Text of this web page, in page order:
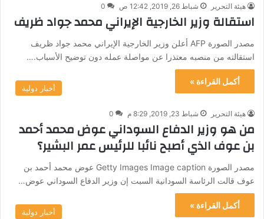
هيئة التحرير شباط 26, 2019, 12:42 ص 0
استقالة وزير الخارجية الإيراني محمد جواد ظريف
مصدر الصورة AFP أعلن وزير الخارجية الإيراني محمد جواد ظريف
استقالته من منصبه معتذرا عن مواصلة عمله دون توضيح الأسباب.…
أكمل القراءة »
أخبار دولية
هيئة التحرير شباط 23, 2019, 8:29 م 0
من هو وزير الدفاع السوداني عوض محمد أحمد
بن عوف الذي أصبح نائبا للرئيس عمر البشير؟
مصدر الصورة Getty Images Image caption عوض محمد أحمد بن
عوف قالت الرئاسة السودانية السبت إن وزير الدفاع السوداني عوض…
أكمل القراءة »
أخبار دولية